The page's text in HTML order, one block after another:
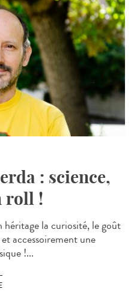
: science,
roll !
la curiosité, le goût
accessoirement une
!...